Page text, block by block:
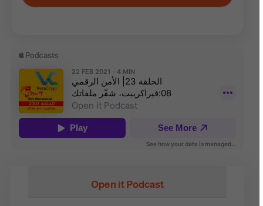
Open it Podcast